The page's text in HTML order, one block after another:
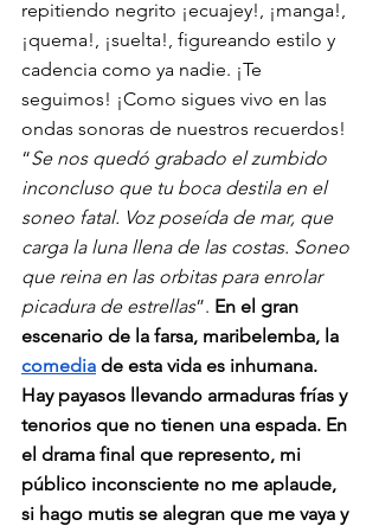
repitiendo negrito ¡ecuajey!, ¡manga!,
¡quema!, ¡suelta!, figureando estilo y
cadencia como ya nadie. ¡Te
seguimos! ¡Como sigues vivo en las
ondas sonoras de nuestros recuerdos!
“Se nos quedó grabado el zumbido
inconcluso que tu boca destila en el
soneo fatal. Voz poseída de mar, que
carga la luna llena de las costas. Soneo
que reina en las orbitas para enrolar
picadura de estrellas”. En el gran
escenario de la farsa, maribelemba, la
comedia de esta vida es inhumana.
Hay payasos llevando armaduras frías y
tenorios que no tienen una espada. En
el drama final que represento, mi
público inconsciente no me aplaude,
si hago mutis se alegran que me vaya y